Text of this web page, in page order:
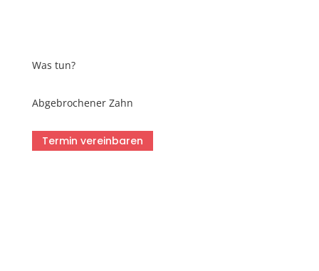
Was tun?
Abgebrochener Zahn
Termin vereinbaren